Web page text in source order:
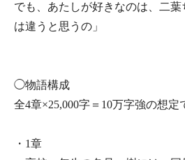
でも、あたしが好きなのは、二葉
は違うと思うの」
◯物語構成
全4章×25,000字＝10万字強の想定
・1章